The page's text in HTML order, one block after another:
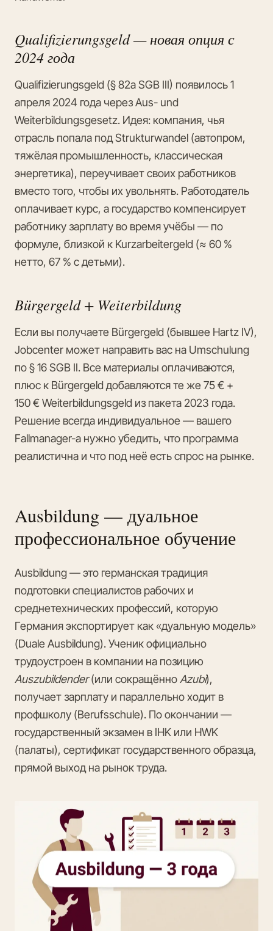
Qualifizierungsgeld — новая опция с
2024 года
Qualifizierungsgeld (§ 82a SGB III) появилось 1
апреля 2024 года через Aus- und
Weiterbildungsgesetz. Идея: компания, чья
отрасль попала под Strukturwandel (автопром,
тяжёлая промышленность, классическая
энергетика), переучивает своих работников
вместо того, чтобы их увольнять. Работодатель
оплачивает курс, а государство компенсирует
работнику зарплату во время учёбы — по
формуле, близкой к Kurzarbeitergeld (≈ 60 %
нетто, 67 % с детьми).
Bürgergeld + Weiterbildung
Если вы получаете Bürgergeld (бывшее Hartz IV),
Jobcenter может направить вас на Umschulung
по § 16 SGB II. Все материалы оплачиваются,
плюс к Bürgergeld добавляются те же 75 € +
150 € Weiterbildungsgeld из пакета 2023 года.
Решение всегда индивидуальное — вашего
Fallmanager-а нужно убедить, что программа
реалистична и что под неё есть спрос на рынке.
Ausbildung — дуальное
профессиональное обучение
Ausbildung — это германская традиция
подготовки специалистов рабочих и
среднетехнических профессий, которую
Германия экспортирует как «дуальную модель»
(Duale Ausbildung). Ученик официально
трудоустроен в компании на позицию
Auszubildender(или сокращённо Azubi),
получает зарплату и параллельно ходит в
профшколу (Berufsschule). По окончании —
государственный экзамен в IHK или HWK
(палаты), сертификат государственного образца,
прямой выход на рынок труда.